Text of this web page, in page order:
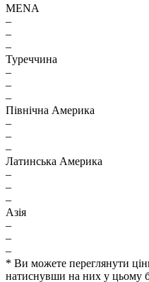
MENA
–
–
–
Туреччина
–
–
–
Північна Америка
–
–
–
Латинська Америка
–
–
–
Азія
–
–
–
* Ви можете переглянути
натиснувши на них у цьому